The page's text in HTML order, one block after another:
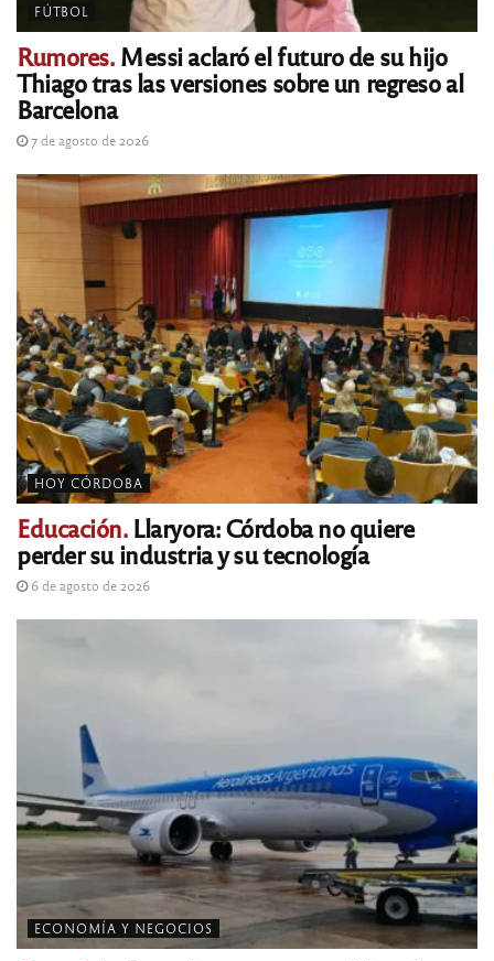
FÚTBOL
Rumores.Messi aclaró el futuro de su hijo
Thiago tras las versiones sobre un regreso al
Barcelona
7 de agosto de 2026
HOY CÓRDOBA
Educación.Llaryora: Córdoba no quiere
perder su industria y su tecnología
6 de agosto de 2026
ECONOMÍA Y NEGOCIOS